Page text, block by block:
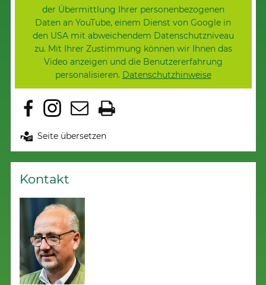
der Übermittlung Ihrer personenbezogenen
Daten an YouTube, einem Dienst von Google in
den USA mit abweichendem Datenschutzniveau
zu. Mit Ihrer Zustimmung können wir Ihnen das
Video anzeigen und die Benutzererfahrung
personalisieren. Datenschutzhinweise
Erlaube YouTube und lade diese Ressource
Seite übersetzen
Kontakt